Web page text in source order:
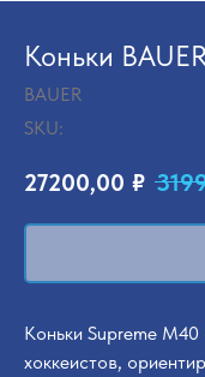
Коньки
BAUER
SKU:
27200,00 ₽
Коньки Supreme
хоккеистов,